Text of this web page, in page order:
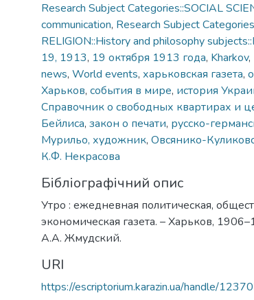
Research Subject Categories::SOCIAL
communication, Research Subject
RELIGION::History and philosophy
19, 1913, 19 октября 1913 года, Kharkov,
news, World events, харьковская газета,
Харьков, события в мире, история
Справочник о свободных квартирах и
Бейлиса, закон о печати, русско-
Мурильо, художник, Овсянико-
К.Ф. Некрасова
Бібліографічний опис
Утро : ежедневная политическая,
экономическая газета. – Харьков,
А.А. Жмудский.
URI
https://escriptorium.karazin.ua/handle/